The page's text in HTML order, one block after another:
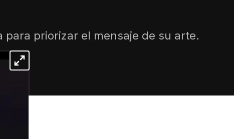
priorizar el mensaje de su arte.